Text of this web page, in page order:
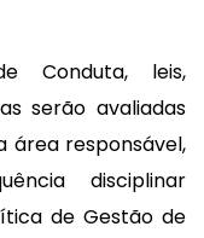
Conduta, leis,
serão avaliadas
área responsável,
disciplinar
de Gestão de